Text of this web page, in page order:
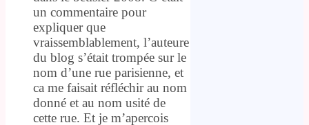
un commentaire pour
expliquer que
vraissemblablement, l’auteure
du blog s’était trompée sur le
nom d’une rue parisienne, et
ca me faisait réfléchir au nom
donné et au nom usité de
cette rue. Et je m’apercois